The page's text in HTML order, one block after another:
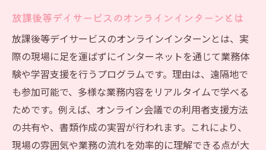
放課後等デイサービスのオンラインインターンとは
放課後等デイサービスのオンラインインターンとは、実
際の現場に足を運ばずにインターネットを通じて業務体
験や学習支援を行うプログラムです。理由は、遠隔地で
も参加可能で、多様な業務内容をリアルタイムで学べる
ためです。例えば、オンライン会議での利用者支援方法
の共有や、書類作成の実習が行われます。これにより、
現場の雰囲気や業務の流れを効率的に理解できる点が大